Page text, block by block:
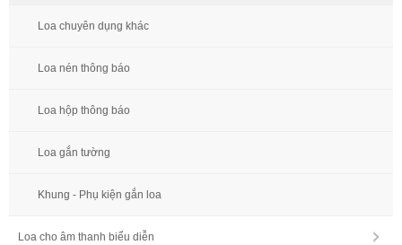
Loa chuyên dụng khác
Loa nén thông báo
Loa hộp thông báo
Loa gắn tường
Khung - Phụ kiện gắn loa
Loa cho âm thanh biểu diễn